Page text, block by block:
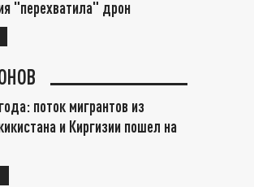
"перехватила" дрон
поток мигрантов из
и Киргизии пошел на